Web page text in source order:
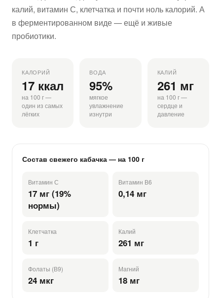
калий, витамин С, клетчатка и почти ноль калорий. А
в ферментированном виде — ещё и живые
пробиотики.
КАЛОРИЙ
17 ккал
на 100 г —
один из самых
лёгких
ВОДА
95%
мягкое
увлажнение
изнутри
КАЛИЙ
261 мг
на 100 г —
сердце и
давление
Состав свежего кабачка — на 100 г
Витамин С
17 мг (19%
нормы)
Витамин В6
0,14 мг
Клетчатка
1 г
Калий
261 мг
Фолаты (В9)
24 мкг
Магний
18 мг